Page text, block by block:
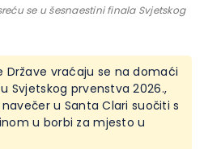
se u šesnaestini finala Svjetskog
Države vraćaju se na domaći
Svjetskog prvenstva 2026.,
u Santa Clari suočiti s
u borbi za mjesto u